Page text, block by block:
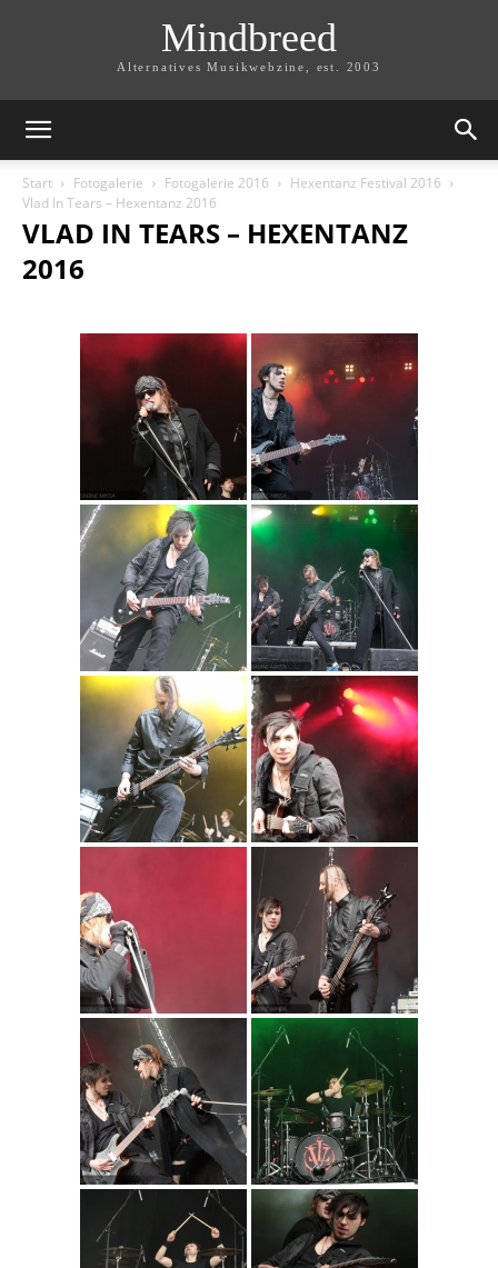
Mindbreed
Alternatives Musikwebzine, est. 2003
Start Fotogalerie Fotogalerie 2016
Hexentanz Festival 2016
Vlad In Tears – Hexentanz 2016
VLAD IN TEARS – HEXENTANZ
2016